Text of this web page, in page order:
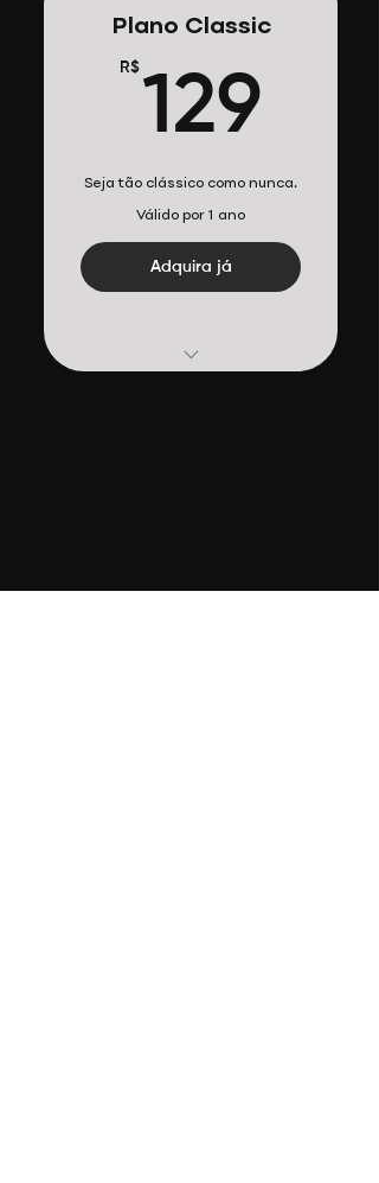
Plano Classic
R$ 129
Seja tão clássico como nunca.
Válido por 1 ano
Adquira já